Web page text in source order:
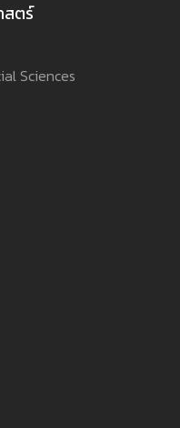
สตร์
Sciences